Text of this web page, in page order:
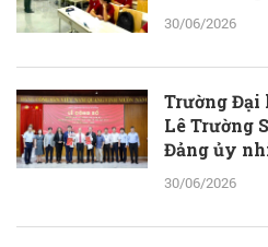
30/06/2026
Trường Đại
Lê Trường
Đảng ủy
30/06/2026